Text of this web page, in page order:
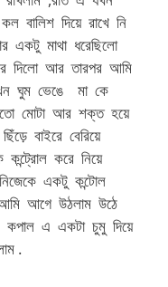
বালিশ দিয়ে রাখে নি
একটু মাথা ধরেছিলো
দিলো আর তারপর আমি
ঘুম ভেঙে মা কে
মোটা আর শক্ত হয়ে
বাইরে বেরিয়ে
করে নিয়ে
একটু কন্টোল
আগে উঠলাম উঠে
কপাল এ একটা চুমু দিয়ে
.